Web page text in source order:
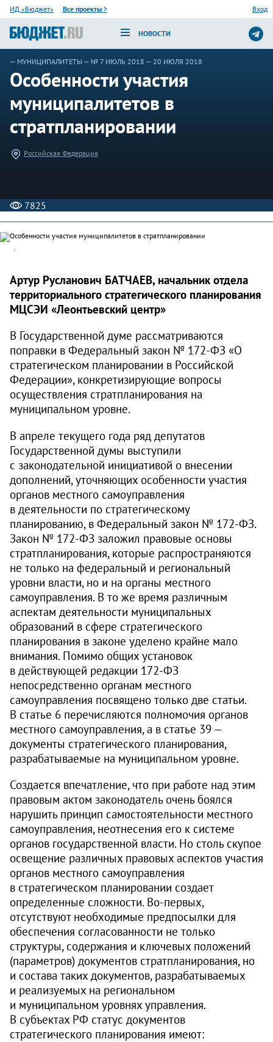
ИД «Бюджет» Все проекты > Вход
НОВОСТИ
— МУНИЦИПАЛИТЕТЫ — № 7 ИЮЛЬ 2018 — 20 ИЮЛЯ 2018
Особенности участия
муниципалитетов в
стратпланировании
Российская Федерация
7825
Артур Русланович БАТЧАЕВ, начальник отдела
территориального стратегического планирования
МЦСЭИ «Леонтьевский центр»
В Государственной думе рассматриваются
поправки в Федеральный закон № 172‑ФЗ «О
стратегическом планировании в Российской
Федерации», конкретизирующие вопросы
осуществления стратпланирования на
муниципальном уровне.
В апреле текущего года ряд депутатов
Государственной думы выступили
с законодательной инициативой о внесении
дополнений, уточняющих особенности участия
органов местного самоуправления
в деятельности по стратегическому
планированию, в Федеральный закон № 172‑ФЗ.
Закон № 172‑ФЗ заложил правовые основы
стратпланирования, которые распространяются
не только на федеральный и региональный
уровни власти, но и на органы местного
самоуправления. В то же время различным
аспектам деятельности муниципальных
образований в сфере стратегического
планирования в законе уделено крайне мало
внимания. Помимо общих установок
в действующей редакции 172‑ФЗ
непосредственно органам местного
самоуправления посвящено только две статьи.
В статье 6 перечисляются полномочия органов
местного самоуправления, а в статье 39 —
документы стратегического планирования,
разрабатываемые на муниципальном уровне.
Создается впечатление, что при работе над этим
правовым актом законодатель очень боялся
нарушить принцип самостоятельности местного
самоуправления, неотнесения его к системе
органов государственной власти. Но столь скупое
освещение различных правовых аспектов участия
органов местного самоуправления
в стратегическом планировании создает
определенные сложности. Во-первых,
отсутствуют необходимые предпосылки для
обеспечения согласованности не только
структуры, содержания и ключевых положений
(параметров) документов стратпланирования, но
и состава таких документов, разрабатываемых
и реализуемых на региональном
и муниципальном уровнях управления.
В субъектах РФ статус документов
стратегического планирования имеют: